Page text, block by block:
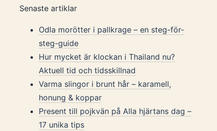
Senaste artiklar
Odla morötter i pallkrage – en steg-för-
steg-guide
Hur mycket är klockan i Thailand nu?
Aktuell tid och tidsskillnad
Varma slingor i brunt hår – karamell,
honung & koppar
Present till pojkvän på Alla hjärtans dag –
17 unika tips